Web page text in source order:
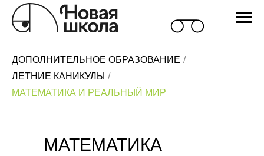
ДОПОЛНИТЕЛЬНОЕ ОБРАЗОВАНИЕ /
ЛЕТНИЕ КАНИКУЛЫ /
МАТЕМАТИКА И РЕАЛЬНЫЙ МИР
МАТЕМАТИКА